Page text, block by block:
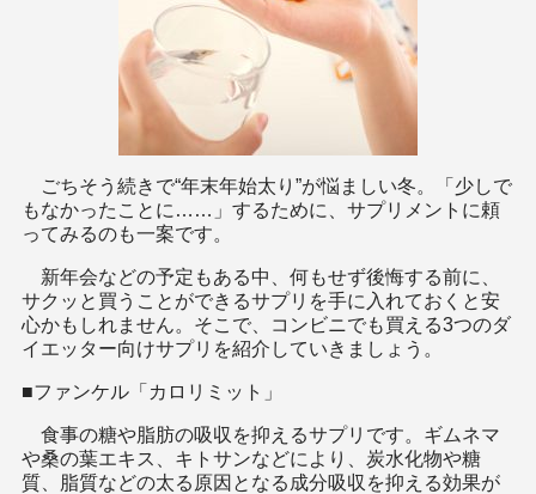
ごちそう続きで“年末年始太り”が悩ましい冬。「少しで
もなかったことに……」するために、サプリメントに頼
ってみるのも一案です。
新年会などの予定もある中、何もせず後悔する前に、
サクッと買うことができるサプリを手に入れておくと安
心かもしれません。そこで、コンビニでも買える3つのダ
イエッター向けサプリを紹介していきましょう。
■ファンケル「カロリミット」
食事の糖や脂肪の吸収を抑えるサプリです。ギムネマ
や桑の葉エキス、キトサンなどにより、炭水化物や糖
質、脂質などの太る原因となる成分吸収を抑える効果が